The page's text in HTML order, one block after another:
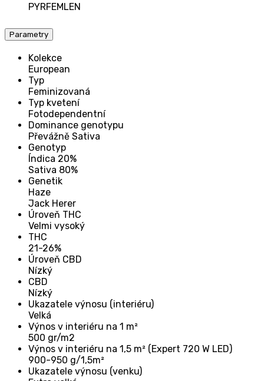
PYRFEMLEN
Parametry
Kolekce
European
Typ
Feminizovaná
Typ kvetení
Fotodependentní
Dominance genotypu
Převážně Sativa
Genotyp
Índica 20%
Sativa 80%
Genetik
Haze
Jack Herer
Úroveň THC
Velmi vysoký
THC
21-26%
Úroveň CBD
Nízký
CBD
Nízký
Ukazatele výnosu (interiéru)
Velká
Výnos v interiéru na 1 m²
500 gr/m2
Výnos v interiéru na 1,5 m² (Expert 720 W LED)
900-950 g/1,5m²
Ukazatele výnosu (venku)